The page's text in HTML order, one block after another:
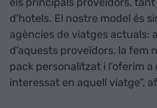
d’hotels. El nostre model és
agències de viatges actuals:
d’aquests proveïdors, la fem
pack personalitzat i l’oferim
interessat en aquell viatge”,